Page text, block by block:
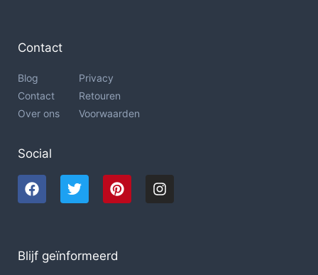
Contact
Blog
Contact
Over ons
Privacy
Retouren
Voorwaarden
Social
Blijf geïnformeerd